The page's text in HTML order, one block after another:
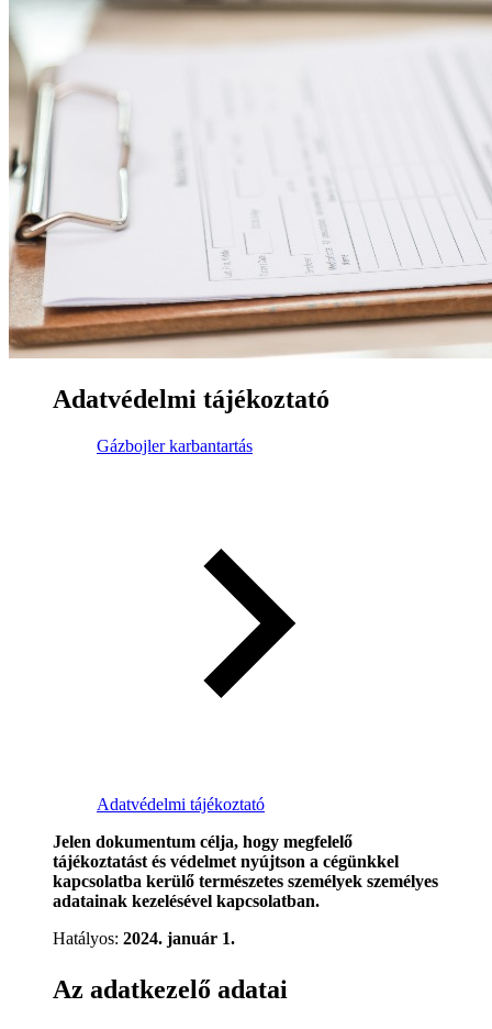
Adatvédelmi tájékoztató
Gázbojler karbantartás
Adatvédelmi tájékoztató
Jelen dokumentum célja, hogy megfelelő
tájékoztatást és védelmet nyújtson a cégünkkel
kapcsolatba kerülő természetes személyek személyes
adatainak kezelésével kapcsolatban.
Hatályos: 2024. január 1.
Az adatkezelő adatai